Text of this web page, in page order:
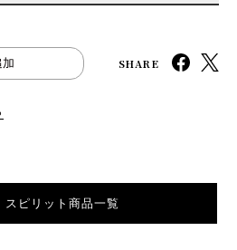
SHARE
スピリット商品一覧